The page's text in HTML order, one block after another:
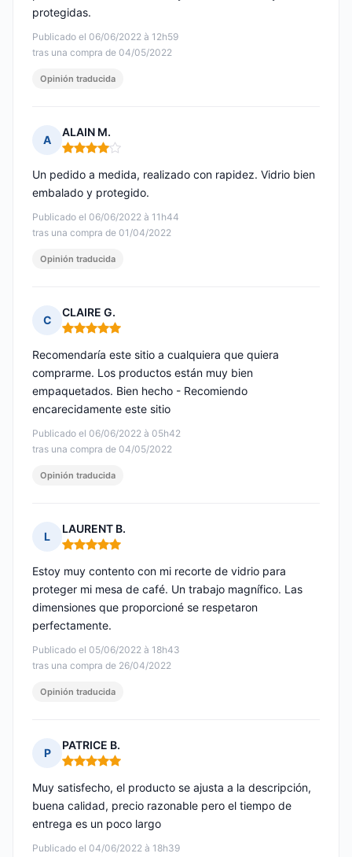
Publicado el 06/06/2022 à 12h59
tras una compra de 04/05/2022
protegidas.
Opinión traducida
A
ALAIN M.
Nota: 4 de 5
Publicado el 06/06/2022 à 11h44
tras una compra de 01/04/2022
Un pedido a medida, realizado con rapidez. Vidrio bien
embalado y protegido.
Opinión traducida
C
CLAIRE G.
Nota: 5 de 5
Publicado el 06/06/2022 à 05h42
tras una compra de 04/05/2022
Recomendaría este sitio a cualquiera que quiera
comprarme. Los productos están muy bien
empaquetados. Bien hecho - Recomiendo
encarecidamente este sitio
Opinión traducida
L
LAURENT B.
Nota: 5 de 5
Publicado el 05/06/2022 à 18h43
tras una compra de 26/04/2022
Estoy muy contento con mi recorte de vidrio para
proteger mi mesa de café. Un trabajo magnífico. Las
dimensiones que proporcioné se respetaron
perfectamente.
Opinión traducida
P
PATRICE B.
Nota: 5 de 5
Publicado el 04/06/2022 à 18h39
Muy satisfecho, el producto se ajusta a la descripción,
buena calidad, precio razonable pero el tiempo de
entrega es un poco largo